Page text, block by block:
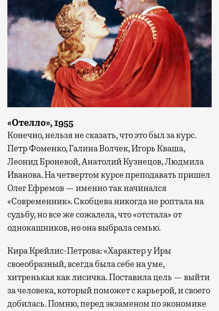
«Отелло», 1955
Конечно, нельзя не сказать, что это был за курс.
Петр Фоменко, Галина Волчек, Игорь Кваша,
Леонид Броневой, Анатолий Кузнецов, Людмила
Иванова. На четвертом курсе преподавать пришел
Олег Ефремов — именно так начинался
«Современник». Скобцева никогда не роптала на
судьбу, но все же сожалела, что «отстала» от
однокашников, но она выбрала семью.
Кира Крейлис-Петрова: «Характер у Иры
своеобразный, всегда была себе на уме,
хитренькая как лисичка. Поставила цель — выйти
за человека, который поможет с карьерой, и своего
добилась. Помню, перед экзаменом по экономике